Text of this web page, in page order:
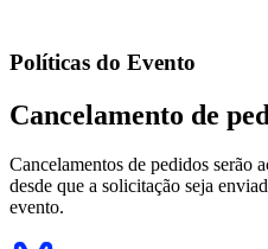
Políticas do Evento
Cancelamento de
Cancelamentos de pedidos serão
desde que a solicitação seja
evento.